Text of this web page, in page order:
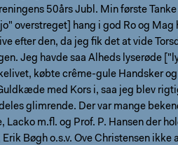
50års Jubl. Min første
overstreget] hang i god Ro og Mag
efter den, da jeg fik det at vide
Jeg havde saa Alheds lyserøde
købte crême-gule Handsker
med Kors i, saa jeg blev
glimrende. Der var mange
Lacko m.fl. og Prof. P. Hansen der
Bøgh o.s.v. Ove Christensen ikke